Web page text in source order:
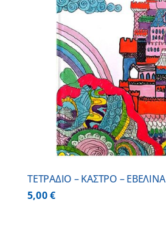
ΤΕΤΡΑΔΙΟ – ΚΑΣΤΡΟ – ΕΒΕΛΙΝΑ
5,00€